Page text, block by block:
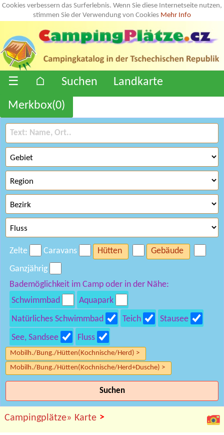
Cookies verbessern das Surferlebnis. Wenn Sie diese Internetseite nutzen,
stimmen Sie der Verwendung von Cookies Mehr Info
☰ ⌂ Suchen
Landkarte
Merkbox(0)
Zelte Caravans Hütten
Gebäude
Ganzjährig
Bademöglichkeit im Camp oder in der Nähe:
Schwimmbad
Aquapark
Natürliches Schwimmbad
Teich
Stausee
See, Sandsee
Fluss
Mobilh./Bung./Hütten(Kochnische/Herd) >
Mobilh./Bung./Hütten(Kochnische/Herd+Dusche) >
Suchen
Campingplätze» Karte >